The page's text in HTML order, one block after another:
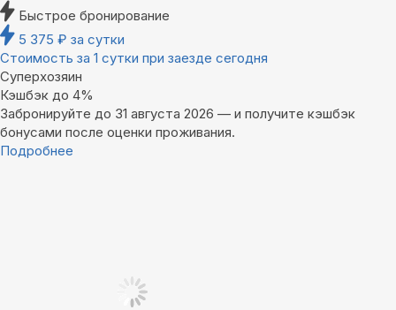
Быстрое бронирование
5 375 ₽ за сутки
Стоимость за 1 сутки при заезде сегодня
Суперхозяин
Кэшбэк до 4%
Забронируйте до 31 августа 2026 — и получите кэшбэк
бонусами после оценки проживания.
Подробнее